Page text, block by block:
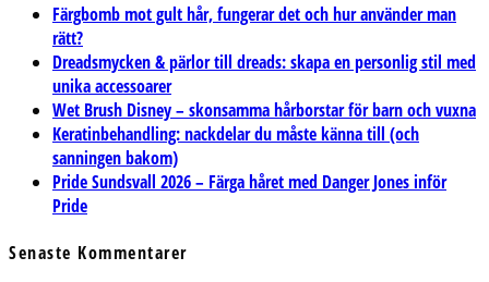
Färgbomb mot gult hår, fungerar det och hur använder man
rätt?
Dreadsmycken & pärlor till dreads: skapa en personlig stil med
unika accessoarer
Wet Brush Disney – skonsamma hårborstar för barn och vuxna
Keratinbehandling: nackdelar du måste känna till (och
sanningen bakom)
Pride Sundsvall 2026 – Färga håret med Danger Jones inför
Pride
Senaste Kommentarer